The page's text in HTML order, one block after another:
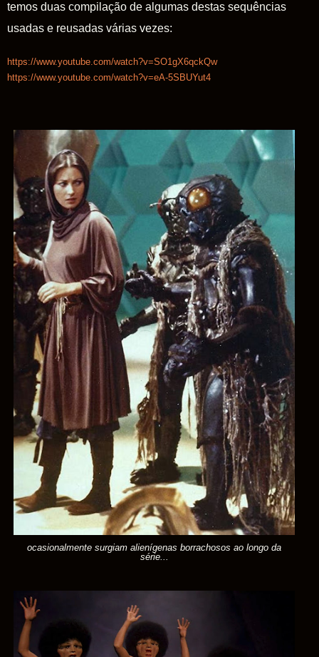
temos duas compilação de algumas destas sequências
usadas e reusadas várias vezes:
https://www.youtube.com/watch?v=SO1gX6qckQw
https://www.youtube.com/watch?v=eA-5SBUYut4
ocasionalmente surgiam alienígenas borrachosos ao longo da
série...